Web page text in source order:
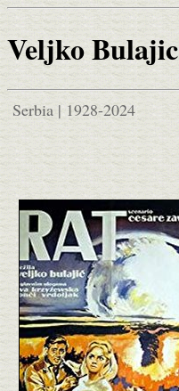
Veljko Bulajic
Serbia | 1928-2024